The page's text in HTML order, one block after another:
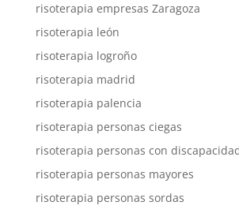
risoterapia empresas Zaragoza
risoterapia león
risoterapia logroño
risoterapia madrid
risoterapia palencia
risoterapia personas ciegas
risoterapia personas con
risoterapia personas mayores
risoterapia personas sordas